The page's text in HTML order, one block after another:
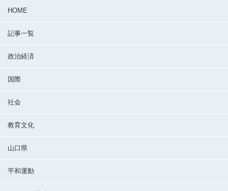
HOME
記事一覧
政治経済
国際
社会
教育文化
山口県
平和運動